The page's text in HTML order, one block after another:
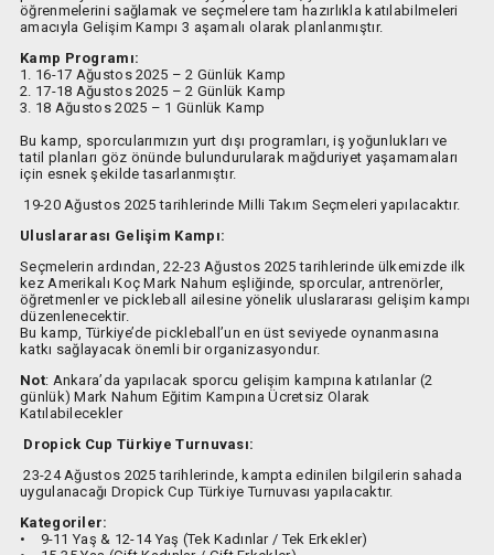
öğrenmelerini sağlamak ve seçmelere tam hazırlıkla katılabilmeleri
amacıyla Gelişim Kampı 3 aşamalı olarak planlanmıştır.
Kamp Programı:
1️. 16-17 Ağustos 2025 – 2 Günlük Kamp
2️. 17-18 Ağustos 2025 – 2 Günlük Kamp
3️. 18 Ağustos 2025 – 1 Günlük Kamp
Bu kamp, sporcularımızın yurt dışı programları, iş yoğunlukları ve
tatil planları göz önünde bulundurularak mağduriyet yaşamamaları
için esnek şekilde tasarlanmıştır.
19-20 Ağustos 2025 tarihlerinde Milli Takım Seçmeleri yapılacaktır.
Uluslararası Gelişim Kampı:
Seçmelerin ardından, 22-23 Ağustos 2025 tarihlerinde ülkemizde ilk
kez Amerikalı Koç Mark Nahum eşliğinde, sporcular, antrenörler,
öğretmenler ve pickleball ailesine yönelik uluslararası gelişim kampı
düzenlenecektir.
Bu kamp, Türkiye’de pickleball’un en üst seviyede oynanmasına
katkı sağlayacak önemli bir organizasyondur.
Not: Ankara’da yapılacak sporcu gelişim kampına katılanlar (2
günlük) Mark Nahum Eğitim Kampına Ücretsiz Olarak
Katılabilecekler
Dropick Cup Türkiye Turnuvası:
23-24 Ağustos 2025 tarihlerinde, kampta edinilen bilgilerin sahada
uygulanacağı Dropick Cup Türkiye Turnuvası yapılacaktır.
Kategoriler:
• 9-11 Yaş & 12-14 Yaş (Tek Kadınlar / Tek Erkekler)